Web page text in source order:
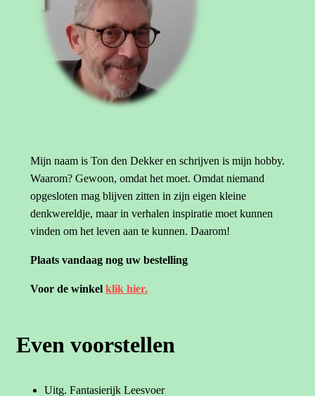
Mijn naam is Ton den Dekker en schrijven is mijn hobby.
Waarom? Gewoon, omdat het moet. Omdat niemand
opgesloten mag blijven zitten in zijn eigen kleine
denkwereldje, maar in verhalen inspiratie moet kunnen
vinden om het leven aan te kunnen. Daarom!
Plaats vandaag nog uw bestelling
Voor de winkel klik hier.
Even voorstellen
Uitg. Fantasierijk Leesvoer